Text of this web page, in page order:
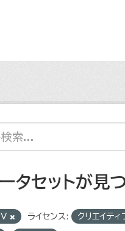
タセットが見
ライセンス: クリエイテ